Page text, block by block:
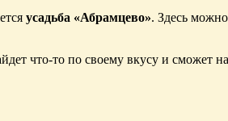
усадьба «Абрамцево». Здесь
что-то по своему вкусу и сможет